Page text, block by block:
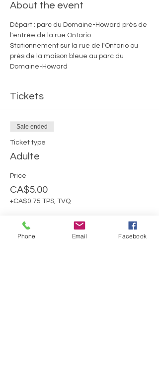
About the event
Départ : parc du Domaine-Howard près de
l'entrée de la rue Ontario
Stationnement sur la rue de l'Ontario ou
près de la maison bleue au parc du
Domaine-Howard
Tickets
Sale ended
Ticket type
Adulte
Price
CA$5.00
+CA$0.75 TPS, TVQ
Sale ended
Phone Email Facebook